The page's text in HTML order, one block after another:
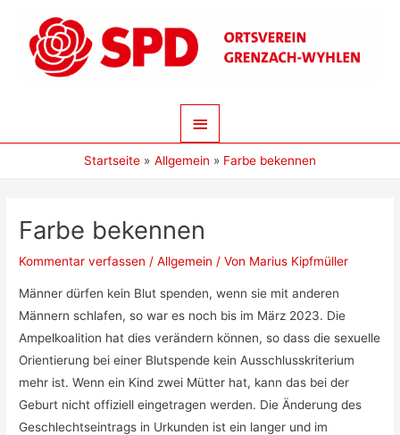
springen
Hauptmenü
Startseite Allgemein Farbe bekennen
Farbe bekennen
Kommentar verfassen /Allgemein / Von Marius Kipfmüller
Männer dürfen kein Blut spenden, wenn sie mit anderen
Männern schlafen, so war es noch bis im März 2023. Die
Ampelkoalition hat dies verändern können, so dass die sexuelle
Orientierung bei einer Blutspende kein Ausschlusskriterium
mehr ist. Wenn ein Kind zwei Mütter hat, kann das bei der
Geburt nicht offiziell eingetragen werden. Die Änderung des
Geschlechtseintrags in Urkunden ist ein langer und im